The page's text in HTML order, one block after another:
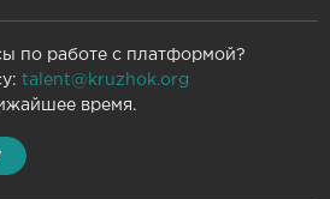
по работе с платформой?
talent@kruzhok.org
время.